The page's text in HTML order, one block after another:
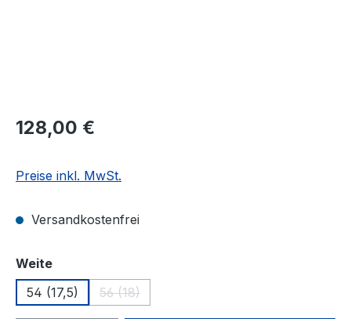
Regulärer Preis:
128,00 €
Preise inkl. MwSt.
Versandkostenfrei
Weiteauswählen
54 (17,5)
56 (18)
(Diese Option ist zurzeit nicht verfügbar.)